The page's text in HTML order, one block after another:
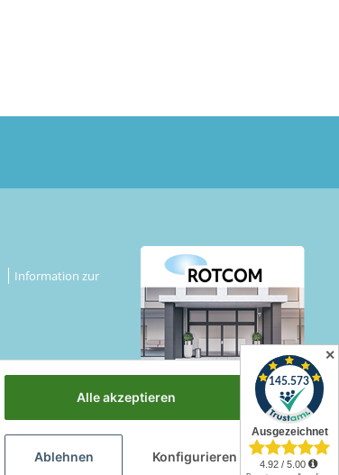
Information zur
Alle akzeptieren
Ablehnen Konfigurieren
✕